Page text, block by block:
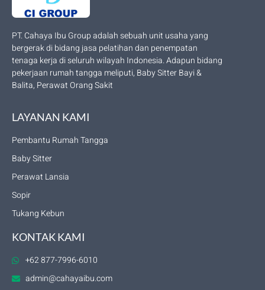
PT. Cahaya Ibu Group adalah sebuah unit usaha yang
bergerak di bidang jasa pelatihan dan penempatan
tenaga kerja di seluruh wilayah Indonesia. Adapun bidang
pekerjaan rumah tangga meliputi, Baby Sitter Bayi &
Balita, Perawat Orang Sakit
LAYANAN KAMI
Pembantu Rumah Tangga
Baby Sitter
Perawat Lansia
Sopir
Tukang Kebun
KONTAK KAMI
+62 877-7996-6010
admin@cahayaibu.com